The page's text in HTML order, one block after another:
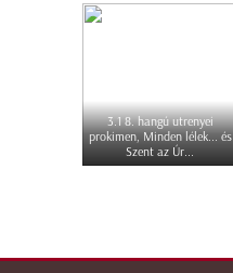
3.1 8. hangú utrenyei
prokimen, Minden lélek... és
Szent az Úr...